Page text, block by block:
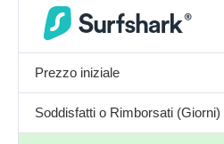
Prezzo iniziale
Soddisfatti o Rimborsati (Giorni)